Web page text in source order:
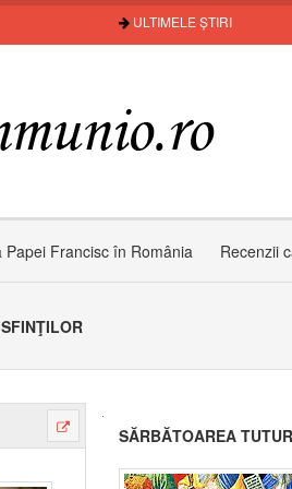
ULTIMELE ȘTIRI
Papei Francisc în România Recenzii
SĂRBĂTOAREA